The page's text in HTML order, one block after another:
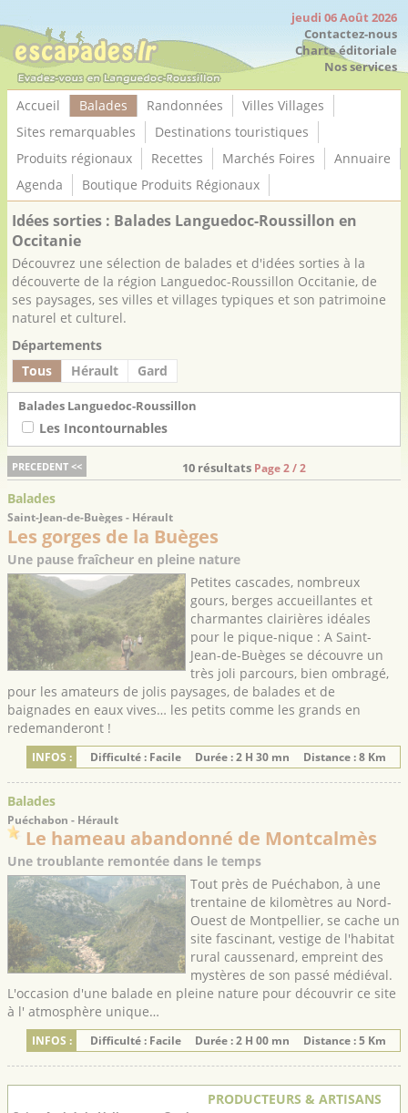
jeudi 06 Août 2026
Contactez-nous
Charte éditoriale
Nos services
Accueil Balades Randonnées
Villes Villages
Sites remarquables
Destinations touristiques
Produits régionaux
Recettes Marchés Foires
Annuaire
Agenda
Boutique Produits Régionaux
Idées sorties : Balades Languedoc-Roussillon en
Occitanie
Découvrez une sélection de balades et d'idées sorties à la
découverte de la région Languedoc-Roussillon Occitanie, de
ses paysages, ses villes et villages typiques et son patrimoine
naturel et culturel.
Départements
Tous
Hérault Gard
Balades Languedoc-Roussillon
Les Incontournables
PRECEDENT << 10 résultats Page 2 / 2
Balades
Saint-Jean-de-Buèges - Hérault
Les gorges de la Buèges
Une pause fraîcheur en pleine nature
Petites cascades, nombreux
gours, berges accueillantes et
charmantes clairières idéales
pour le pique-nique : A Saint-
Jean-de-Buèges se découvre un
très joli parcours, bien ombragé,
pour les amateurs de jolis paysages, de balades et de
baignades en eaux vives… les petits comme les grands en
redemanderont !
INFOS : Difficulté : Facile Durée : 2 H 30 mn Distance : 8 Km
Balades
Puéchabon - Hérault
Le hameau abandonné de Montcalmès
Une troublante remontée dans le temps
Tout près de Puéchabon, à une
trentaine de kilomètres au Nord-
Ouest de Montpellier, se cache un
site fascinant, vestige de l'habitat
rural caussenard, empreint des
mystères de son passé médiéval.
L'occasion d'une balade en pleine nature pour découvrir ce site
à l' atmosphère unique…
INFOS : Difficulté : Facile Durée : 2 H 00 mn Distance : 5 Km
PRODUCTEURS & ARTISANS